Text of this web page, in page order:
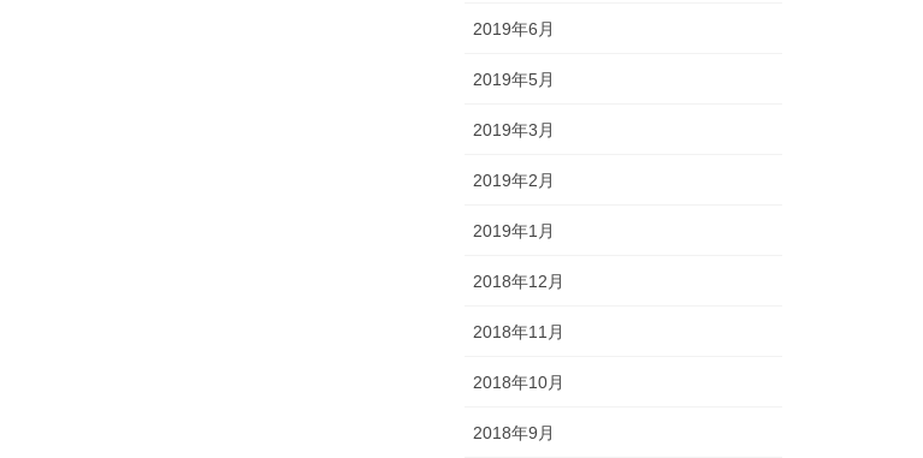
2019年6月
2019年5月
2019年3月
2019年2月
2019年1月
2018年12月
2018年11月
2018年10月
2018年9月